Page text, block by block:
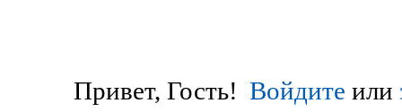
Привет, Гость! Войдите или